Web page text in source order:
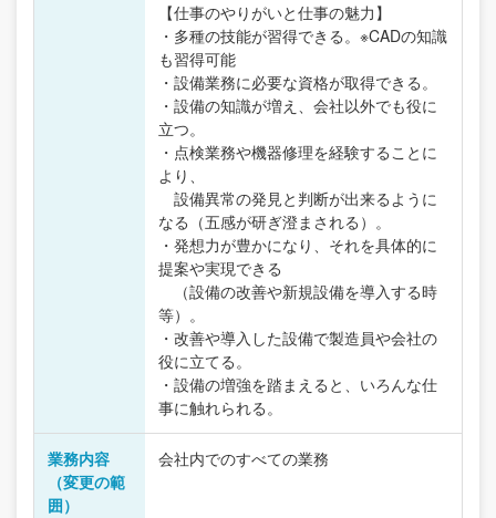
【仕事のやりがいと仕事の魅力】
・多種の技能が習得できる。※CADの知識
も習得可能
・設備業務に必要な資格が取得できる。
・設備の知識が増え、会社以外でも役に
立つ。
・点検業務や機器修理を経験することに
より、
設備異常の発見と判断が出来るように
なる（五感が研ぎ澄まされる）。
・発想力が豊かになり、それを具体的に
提案や実現できる
（設備の改善や新規設備を導入する時
等）。
・改善や導入した設備で製造員や会社の
役に立てる。
・設備の増強を踏まえると、いろんな仕
事に触れられる。
業務内容
（変更の範
囲）
会社内でのすべての業務